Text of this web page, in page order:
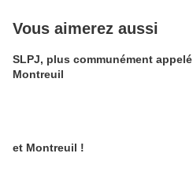
Vous aimerez aussi
SLPJ, plus communément appelé
Montreuil
et Montreuil !